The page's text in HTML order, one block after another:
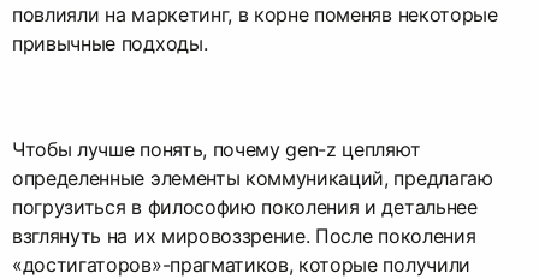
повлияли на маркетинг, в корне поменяв некоторые
привычные подходы.
Чтобы лучше понять, почему gen-z цепляют
определенные элементы коммуникаций, предлагаю
погрузиться в философию поколения и детальнее
взглянуть на их мировоззрение. После поколения
«достигаторов»-прагматиков, которые получили